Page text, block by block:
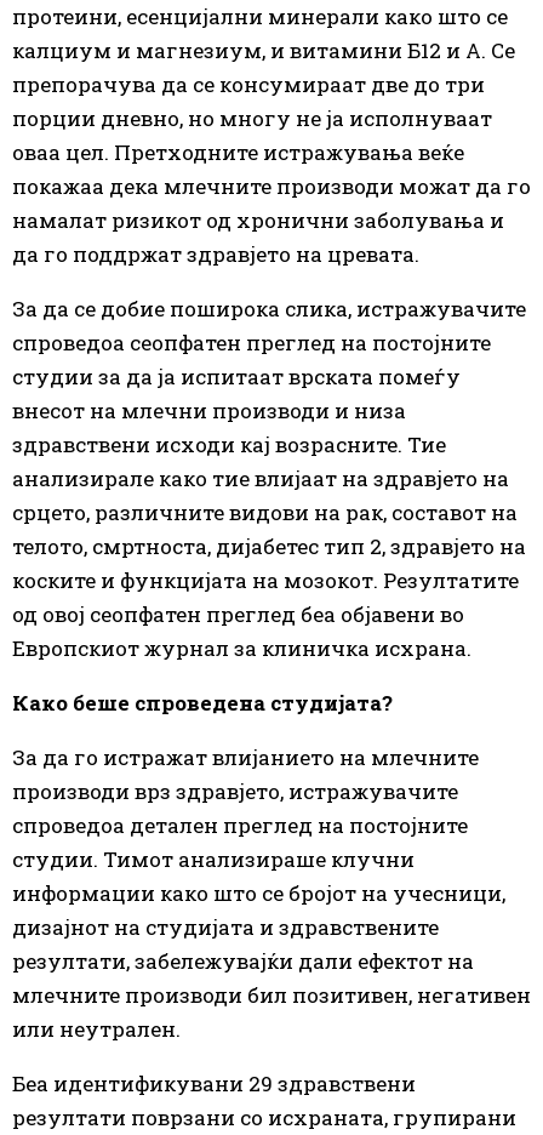
протеини, есенцијални минерали како што се
калциум и магнезиум, и витамини Б12 и А. Се
препорачува да се консумираат две до три
порции дневно, но многу не ја исполнуваат
оваа цел. Претходните истражувања веќе
покажаа дека млечните производи можат да го
намалат ризикот од хронични заболувања и
да го поддржат здравјето на цревата.
За да се добие поширока слика, истражувачите
спроведоа сеопфатен преглед на постојните
студии за да ја испитаат врската помеѓу
внесот на млечни производи и низа
здравствени исходи кај возрасните. Тие
анализирале како тие влијаат на здравјето на
срцето, различните видови на рак, составот на
телото, смртноста, дијабетес тип 2, здравјето на
коските и функцијата на мозокот. Резултатите
од овој сеопфатен преглед беа објавени во
Европскиот журнал за клиничка исхрана.
Како беше спроведена студијата?
За да го истражат влијанието на млечните
производи врз здравјето, истражувачите
спроведоа детален преглед на постојните
студии. Тимот анализираше клучни
информации како што се бројот на учесници,
дизајнот на студијата и здравствените
резултати, забележувајќи дали ефектот на
млечните производи бил позитивен, негативен
или неутрален.
Беа идентификувани 29 здравствени
резултати поврзани со исхраната, групирани